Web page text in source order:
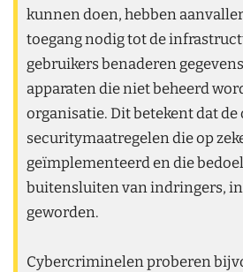
kunnen doen, hebben
toegang nodig tot de
gebruikers benaderen
apparaten die niet beheerd
organisatie. Dit betekent dat
securitymaatregelen die op
geïmplementeerd en die
buitensluiten van indringers,
geworden.
Cybercriminelen proberen